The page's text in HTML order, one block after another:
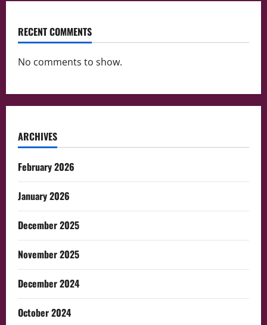
RECENT COMMENTS
No comments to show.
ARCHIVES
February 2026
January 2026
December 2025
November 2025
December 2024
October 2024